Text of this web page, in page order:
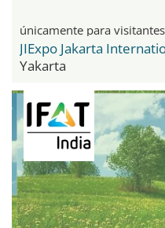
únicamente para
JIExpo Jakarta
Yakarta